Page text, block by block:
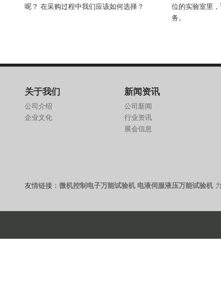
呢？ 在采购过程中我们应该如何选择？
位的实验室里
务。
关于我们
公司介绍
企业文化
新闻资讯
公司新闻
行业资讯
展会信息
友情链接： 微机控制电子万能试验机 电液伺服液压万能试验机